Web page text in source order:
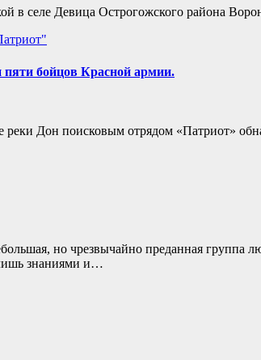
в селе Девица Острогожского района
бойцов Красной армии.
реки Дон поисковым отрядом «Патриот»
но чрезвычайно преданная
знаниями и…